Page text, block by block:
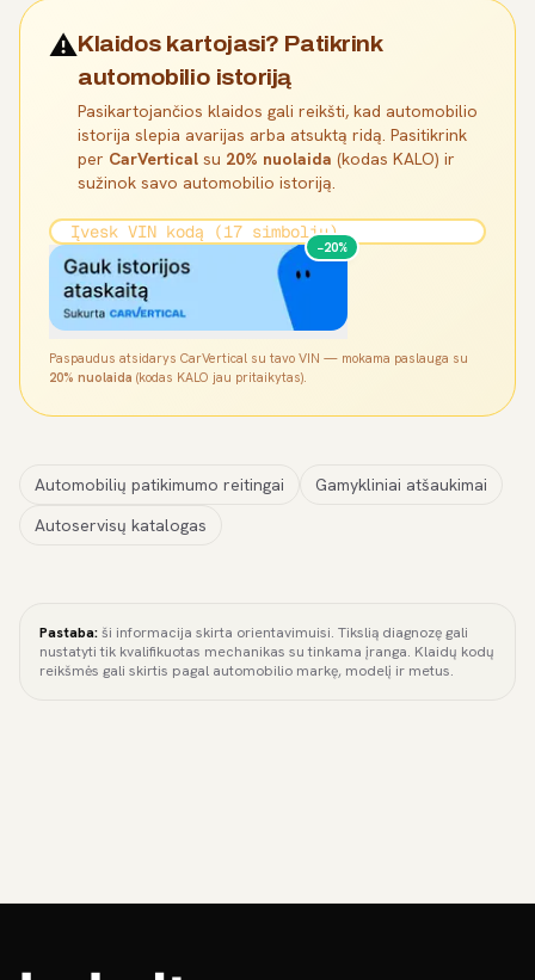
⚠️Klaidos kartojasi? Patikrink
automobilio istoriją
Pasikartojančios klaidos gali reikšti, kad automobilio
istorija slepia avarijas arba atsuktą ridą. Pasitikrink
per CarVertical su 20% nuolaida (kodas KALO) ir
sužinok savo automobilio istoriją.
−20%
Paspaudus atsidarys CarVertical su tavo VIN — mokama paslauga su
20% nuolaida (kodas KALO jau pritaikytas).
Automobilių patikimumo reitingai
Gamykliniai atšaukimai
Autoservisų katalogas
Pastaba:ši informacija skirta orientavimuisi. Tikslią diagnozę gali
nustatyti tik kvalifikuotas mechanikas su tinkama įranga. Klaidų kodų
reikšmės gali skirtis pagal automobilio markę, modelį ir metus.